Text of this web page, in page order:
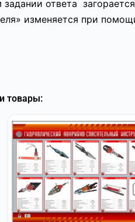
ответа
изменяется при
товары: